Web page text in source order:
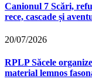
Canionul 7 Scări,
rece, cascade și
20/07/2026
RPLP Săcele
material lemnos